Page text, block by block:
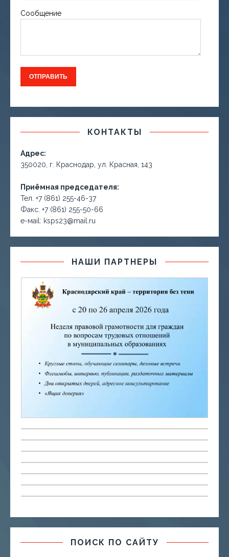
Сообщение
КОНТАКТЫ
Адрес:
350020, г. Краснодар, ул. Красная, 143
Приёмная председателя:
Тел. +7 (861) 255-46-37
Факс. +7 (861) 255-50-66
е-маil: ksps23@mail.ru
НАШИ ПАРТНЕРЫ
ПОИСК ПО САЙТУ